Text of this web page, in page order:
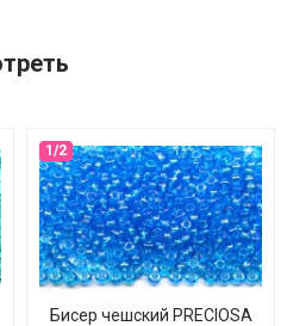
Бисер чешский PRECIOSA